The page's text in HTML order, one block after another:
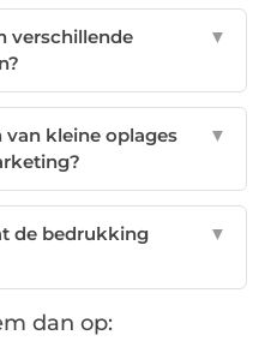
verschillende
▼
kleine oplages
▼
de bedrukking
▼
dan op: